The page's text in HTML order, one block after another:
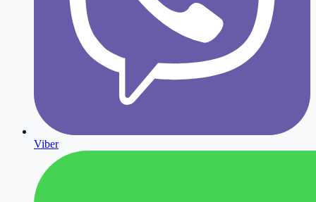
Viber